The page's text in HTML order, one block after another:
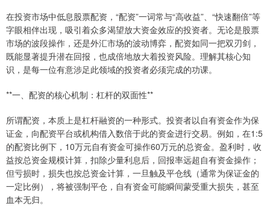
在投资市场中低息股票配资，“配资”一词常与“高收益”、“快速翻倍”等
字眼相伴出现，吸引着众多渴望放大资金效应的投资者。无论是股票
市场的波段操作，还是外汇市场的波动博弈，配资如同一把双刃剑，
既能显著提升潜在回报，也成倍地放大着投资风险。理解其核心知
识，是每一位有意涉足此领域的投资者必须完成的功课。
**一、配资的核心机制：杠杆的双面性**
所谓配资，本质上是杠杆融资的一种形式。投资者以自有资金作为保
证金，向配资平台或机构借入数倍于此的资金进行交易。例如，在1:5
的配资比例下，10万元自有资金可操作60万元的总资金。盈利时，收
益按总资金规模计算，扣除少量利息后，回报率远超自有资金操作；
但亏损时，损失也按总资金计算，一旦触及平仓线（通常为保证金的
一定比例），将被强制平仓，自有资金可能瞬间蒙受重大损失，甚至
血本无归。